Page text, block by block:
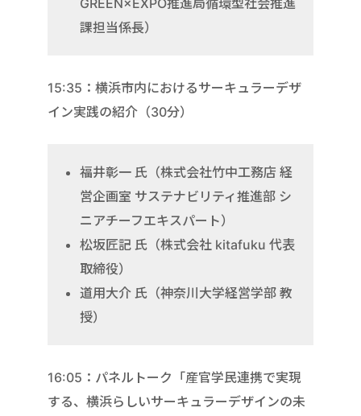
課担当係長）
15:35：横浜市内におけるサーキュラーデザ
イン実践の紹介（30分）
福井彰一 氏（株式会社竹中工務店 経
営企画室 サステナビリティ推進部 シ
ニアチーフエキスパート）
松坂匠記 氏（株式会社 kitafuku 代表
取締役）
道用大介 氏（神奈川大学経営学部 教
授）
16:05：パネルトーク「産官学民連携で実現
する、横浜らしいサーキュラーデザインの未